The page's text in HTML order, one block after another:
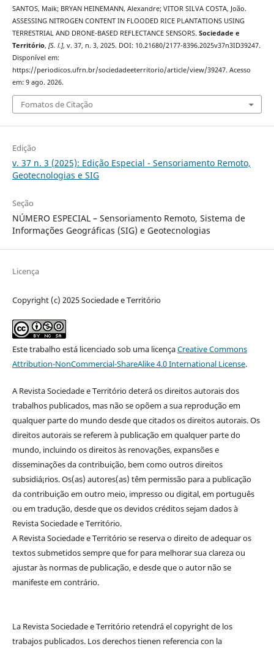
SANTOS, Maik; BRYAN HEINEMANN, Alexandre; VITOR SILVA COSTA, João.
ASSESSING NITROGEN CONTENT IN FLOODED RICE PLANTATIONS USING
TERRESTRIAL AND DRONE-BASED REFLECTANCE SENSORS. Sociedade e
Território, [S. l.], v. 37, n. 3, 2025. DOI: 10.21680/2177-8396.2025v37n3ID39247.
Disponível em:
https://periodicos.ufrn.br/sociedadeeterritorio/article/view/39247. Acesso
em: 9 ago. 2026.
Fomatos de Citação
Edição
v. 37 n. 3 (2025): Edição Especial - Sensoriamento Remoto,
Geotecnologias e SIG
Seção
NÚMERO ESPECIAL – Sensoriamento Remoto, Sistema de
Informações Geográficas (SIG) e Geotecnologias
Licença
Copyright (c) 2025 Sociedade e Território
Este trabalho está licenciado sob uma licençaCreative Commons
Attribution-NonCommercial-ShareAlike 4.0 International License.
A Revista Sociedade e Território deterá os direitos autorais dos
trabalhos publicados, mas não se opõem a sua reprodução em
qualquer parte do mundo desde que citados os direitos autorais. Os
direitos autorais se referem à publicação em qualquer parte do
mundo, incluindo os direitos às renovações, expansões e
disseminações da contribuição, bem como outros direitos
subsidiá¡rios. Os(as) autores(as) têm permissão para a publicação
da contribuição em outro meio, impresso ou digital, em português
ou em tradução, desde que os devidos créditos sejam dados à
Revista Sociedade e Território.
A Revista Sociedade e Território se reserva o direito de adequar os
textos submetidos sempre que for para melhorar sua clareza ou
ajustar às normas de publicação, e desde que o autor não se
manifeste em contrário.
La Revista Sociedade e Território retendrá el copyright de los
trabajos publicados. Los derechos tienen referencia con la